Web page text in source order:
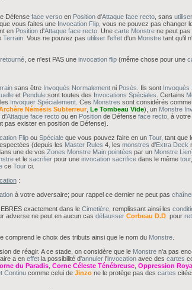
Défense face versoen Positiond'Attaque face recto, sans utiliser
vous faites une Invocation Flip, vous ne pouvez pas changer
en Positiond'Attaque face recto. Une carte Monstrene peut pas
Terrain. Vous ne pouvez pas utiliserl'effetd'un Monstretant qu'il
retourné, ce n'est PAS une invocation flip(même chose pour une
sans être Invoqués Normalementni Posés . Ils sont Invoqués
et Pendulesont toutes des Invocations Spéciales . Certains
Invoquer Spécialement. Ces Monstres sont considérés
Némésis Subterreur, Le Tombeau Vide), un Monstre
d'Attaque face rectoou en Positionde Défense face recto, à
pas exister en position de Défense).
Flipou Spécialeque vous pouvez faire en un Tour, tant que
(depuis les Master Rules 4, les monstres d'Extra Deck
une de vos Zones Monstre Main pointées par un Monstre Lien
et le sacrifierpour une invocation sacrificedans le même tour
ce Tourci.
:
à votre adversaire; pour rappel ce dernier ne peut pas
exactement dans le Cimetière, remplissant ainsi les
adverse ne peut en aucun cas défausser Corbeau D.D. pour
comprend le choix des tributs ainsi que le nom du Monstre.
de réagir. A ce stade, on considère que le Monstren'a pas
a en effetla possibilité d'annuler l'invocationavec des cartes
du Paradis, Corne Céleste Ténébreuse, Oppression
Continucomme celui de Jinzone le protège pas des cartes